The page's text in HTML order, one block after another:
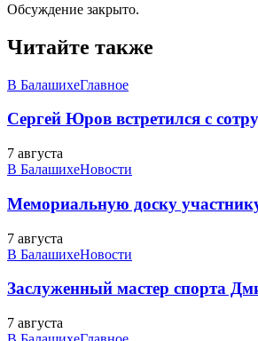
Обсуждение закрыто.
Читайте также
В БалашихеГлавное
Сергей Юров встретился с
7 августа
В БалашихеНовости
Мемориальную доску
7 августа
В БалашихеНовости
Заслуженный мастер спорта
7 августа